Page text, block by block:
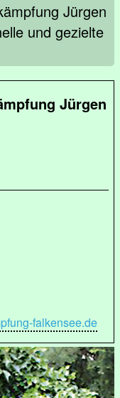
Jürgen
und gezielte
Jürgen
falkensee.de